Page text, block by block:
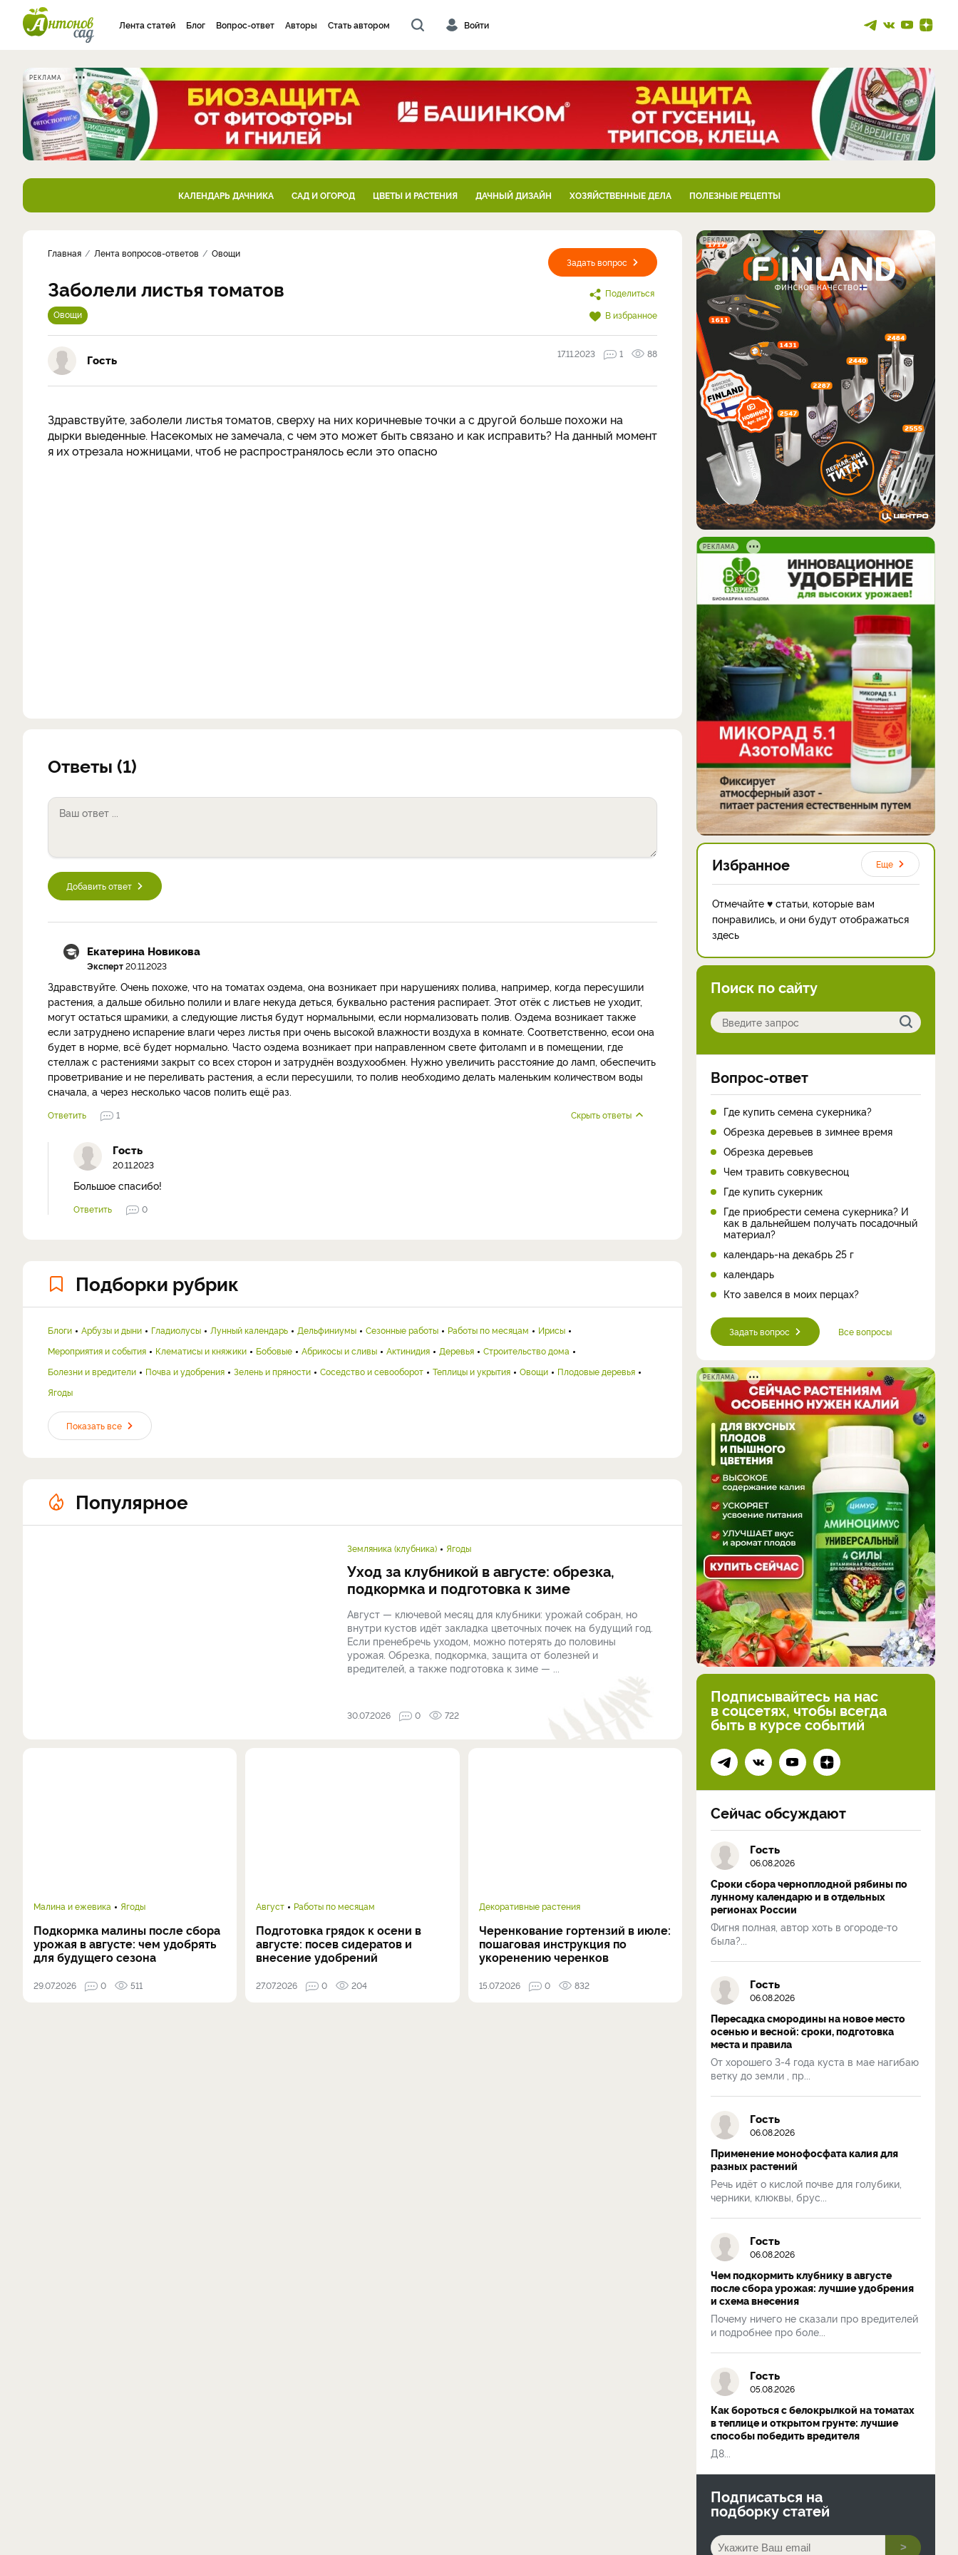
Лента статей Блог Вопрос-ответ Авторы Стать автором Войти
РЕКЛАМА
КАЛЕНДАРЬ ДАЧНИКА САД И ОГОРОД ЦВЕТЫ И РАСТЕНИЯ ДАЧНЫЙ ДИЗАЙН ХОЗЯЙСТВЕННЫЕ ДЕЛА ПОЛЕЗНЫЕ РЕЦЕПТЫ
Задать вопрос
Поделиться
В избранное
Главная Лента вопросов-ответов Овощи
Заболели листья томатов
Овощи
Гость 17.11.2023 1 88
Здравствуйте, заболели листья томатов, сверху на них коричневые точки а с другой больше похожи на
дырки выеденные. Насекомых не замечала, с чем это может быть связано и как исправить? На данный момент
я их отрезала ножницами, чтоб не распространялось если это опасно
Ответы (1)
Добавить ответ
Екатерина Новикова
Эксперт20.11.2023
Здравствуйте. Очень похоже, что на томатах оэдема, она возникает при нарушениях полива, например, когда пересушили
растения, а дальше обильно полили и влаге некуда деться, буквально растения распирает. Этот отёк с листьев не уходит,
могут остаться шрамики, а следующие листья будут нормальными, если нормализовать полив. Оэдема возникает также
если затруднено испарение влаги через листья при очень высокой влажности воздуха в комнате. Соответственно, есои она
будет в норме, всё будет нормально. Часто оэдема возникает при направленном свете фитоламп и в помещении, где
стеллаж с растениями закрыт со всех сторон и затруднён воздухообмен. Нужно увеличить расстояние до ламп, обеспечить
проветривание и не переливать растения, а если пересушили, то полив необходимо делать маленьким количеством воды
сначала, а через несколько часов полить ещё раз.
Ответить 1 Скрыть ответы
Гость
20.11.2023
Большое спасибо!
Ответить 0
Подборки рубрик
Блоги Арбузы и дыни Гладиолусы Лунный календарь Дельфиниумы Сезонные работы Работы по месяцам
Ирисы
Мероприятия и события
Клематисы и княжики Бобовые Абрикосы и сливы Актинидия Деревья
Строительство дома
Болезни и вредители
Почва и удобрения Зелень и пряности Соседство и севооборот Теплицы и укрытия Овощи
Плодовые деревья
Ягоды
Показать все
Популярное
Земляника (клубника) Ягоды
Уход за клубникой в августе: обрезка,
подкормка и подготовка к зиме
Август — ключевой месяц для клубники: урожай собран, но
внутри кустов идёт закладка цветочных почек на будущий год.
Если пренебречь уходом, можно потерять до половины
урожая. Обрезка, подкормка, защита от болезней и
вредителей, а также подготовка к зиме — ...
30.07.2026 0 722
Малина и ежевика Ягоды
Подкормка малины после сбора
урожая в августе: чем удобрять
для будущего сезона
29.07.2026 0 511
Август Работы по месяцам
Подготовка грядок к осени в
августе: посев сидератов и
внесение удобрений
27.07.2026 0 204
Декоративные растения
Черенкование гортензий в июле:
пошаговая инструкция по
укоренению черенков
15.07.2026 0 832
РЕКЛАМА
РЕКЛАМА
Избранное Еще
Отмечайте ♥ статьи, которые вам
понравились, и они будут отображаться
здесь
Поиск по сайту
Вопрос-ответ
Где купить семена сукерника?
Обрезка деревьев в зимнее время
Обрезка деревьев
Чем травить совкувесноц
Где купить сукерник
Где приобрести семена сукерника? И
как в дальнейшем получать посадочный
материал?
календарь-на декабрь 25 г
календарь
Кто завелся в моих перцах?
Задать вопрос Все вопросы
РЕКЛАМА
Подписывайтесь на нас
в соцсетях, чтобы всегда
быть в курсе событий
Сейчас обсуждают
Гость
06.08.2026
Сроки сбора черноплодной рябины по
лунному календарю и в отдельных
регионах России
Фигня полная, автор хоть в огороде-то
была?...
Гость
06.08.2026
Пересадка смородины на новое место
осенью и весной: сроки, подготовка
места и правила
От хорошего 3-4 года куста в мае нагибаю
ветку до земли , пр...
Гость
06.08.2026
Применение монофосфата калия для
разных растений
Речь идёт о кислой почве для голубики,
черники, клюквы, брус...
Гость
06.08.2026
Чем подкормить клубнику в августе
после сбора урожая: лучшие удобрения
и схема внесения
Почему ничего не сказали про вредителей
и подробнее про боле...
Гость
05.08.2026
Как бороться с белокрылкой на томатах
в теплице и открытом грунте: лучшие
способы победить вредителя
Д8...
Подписаться на
подборку статей
>